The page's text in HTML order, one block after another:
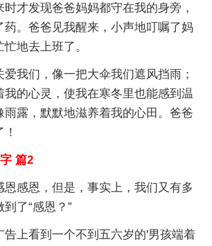
才发现爸爸妈妈都守在我的身旁，
药。爸爸见我醒来，小声地叮嘱了妈
地去上班了。
爱我们，像一把大伞我们遮风挡雨；
我的心灵，使我在寒冬里也能感到温
雨露，默默地滋养着我的心田。爸爸
篇2
恩感恩，但是，事实上，我们又有多
了“感恩？”
告上看到一个不到五六岁的'男孩端着